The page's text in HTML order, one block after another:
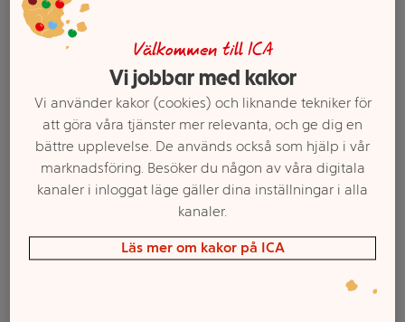
Välj butik och handla
Sortimentet kan variera mellan butikerna
Välkommen till ICA
Vi jobbar med kakor
Vi använder kakor (cookies) och liknande tekniker för
att göra våra tjänster mer relevanta, och ge dig en
bättre upplevelse. De används också som hjälp i vår
marknadsföring. Besöker du någon av våra digitala
kanaler i inloggat läge gäller dina inställningar i alla
kanaler.
Läs mer om kakor på ICA